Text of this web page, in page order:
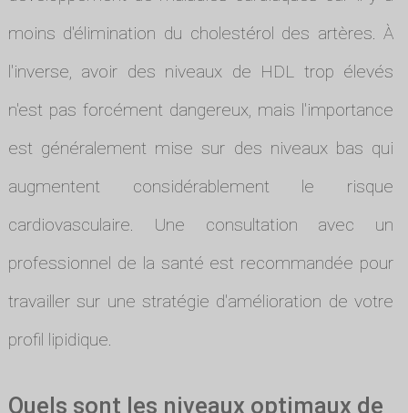
moins d'élimination du cholestérol des artères. À
l'inverse, avoir des niveaux de HDL trop élevés
n'est pas forcément dangereux, mais l'importance
est généralement mise sur des niveaux bas qui
augmentent considérablement le risque
cardiovasculaire. Une consultation avec un
professionnel de la santé est recommandée pour
travailler sur une stratégie d'amélioration de votre
profil lipidique.
Quels sont les niveaux optimaux de